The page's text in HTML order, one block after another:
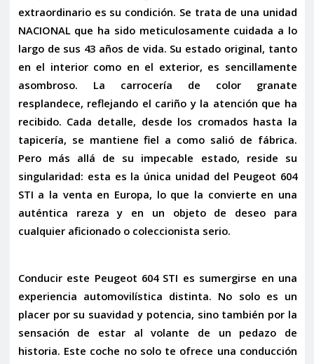
extraordinario es su condición. Se trata de una unidad
NACIONALque ha sido meticulosamente cuidada a lo
largo de sus 43 años de vida. Su estado original, tanto
en el interior como en el exterior, es sencillamente
asombroso. La carrocería de color granate
resplandece, reflejando el cariño y la atención que ha
recibido. Cada detalle, desde los cromados hasta la
tapicería, se mantiene fiel a como salió de fábrica.
Pero más allá de su impecable estado, reside su
singularidad: esta es la única unidad del Peugeot 604
STI a la venta en Europa, lo que la convierte en una
auténtica rareza y en un objeto de deseo para
cualquier aficionado o coleccionista serio.
Conducir este Peugeot 604 STI es sumergirse en una
experiencia automovilística distinta. No solo es un
placer por su suavidad y potencia, sino también por la
sensación de estar al volante de un pedazo de
historia. Este coche no solo te ofrece una conducción